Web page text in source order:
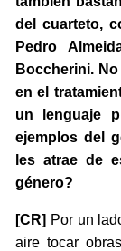
del cuarteto,
Pedro
Boccherini.
en el
un lenguaje
ejemplos del
les atrae de
género?
[CR] Por un
aire tocar